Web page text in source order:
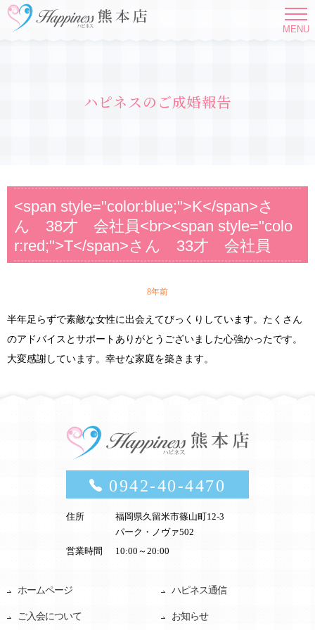
MENU
ハピネスのご成婚報告
<span style="color:blue;">K</span>さ
ん 38才 会社員<br><span style="colo
r:red;">T</span>さん 33才 会社員
8年前
半年足らずで素敵な女性に出会えてびっくりしています。たくさん
のアドバイスとサポートありがとうございました心強かったです。
大変感謝しています。幸せな家庭を築きます。
0942-40-4470
住所
福岡県久留米市篠山町12-3
パーク・ノヴァ502
営業時間
10:00～20:00
ホームページ
ご入会について
ハピネス通信
お知らせ